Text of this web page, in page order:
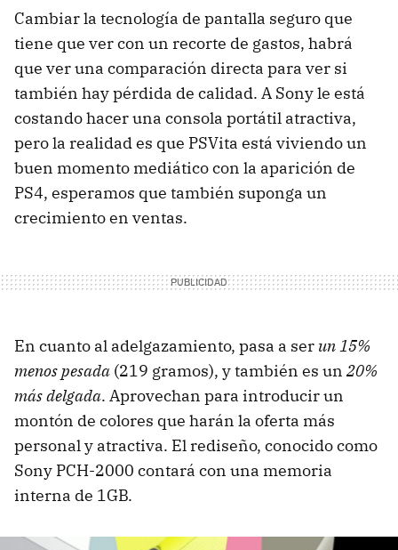
Cambiar la tecnología de pantalla seguro que
tiene que ver con un recorte de gastos, habrá
que ver una comparación directa para ver si
también hay pérdida de calidad. A Sony le está
costando hacer una consola portátil atractiva,
pero la realidad es que PSVita está viviendo un
buen momento mediático con la aparición de
PS4, esperamos que también suponga un
crecimiento en ventas.
En cuanto al adelgazamiento, pasa a ser un 15%
menos pesada (219 gramos), y también es un20%
más delgada. Aprovechan para introducir un
montón de colores que harán la oferta más
personal y atractiva. El rediseño, conocido como
Sony PCH-2000 contará con una memoria
interna de 1GB.